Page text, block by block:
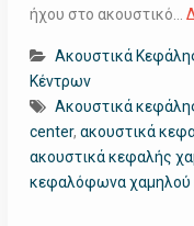
ήχου στο ακουστικό…
Ακουστικά
Κέντρων
Ακουστικά
center, ακουστικά
ακουστικά κεφαλής
κεφαλόφωνα χαμηλού